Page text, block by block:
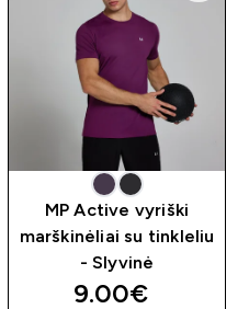
MP Active vyriški
marškinėliai su tinkleliu
- Slyvinė
discounted
9.00€‎